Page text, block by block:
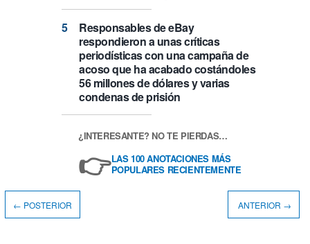
Responsables de eBay
respondieron a unas críticas
periodísticas con una campaña de
acoso que ha acabado costándoles
56 millones de dólares y varias
condenas de prisión
¿INTERESANTE? NO TE PIERDAS…
👉LAS 100 ANOTACIONES MÁS
POPULARES RECIENTEMENTE
← POSTERIOR ANTERIOR →